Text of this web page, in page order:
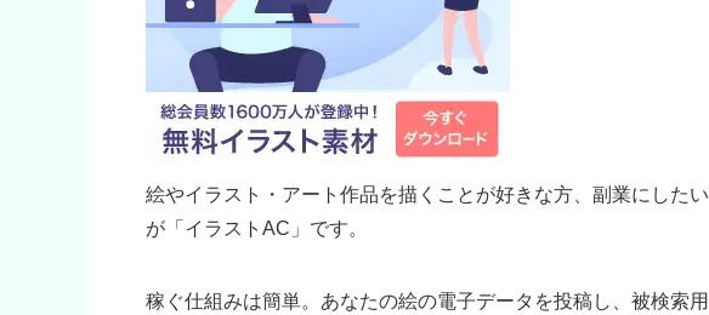
絵やイラスト・アート作品を描くことが好きな方、副業にした
が「イラストAC」です。
稼ぐ仕組みは簡単。あなたの絵の電子データを投稿し、被検索